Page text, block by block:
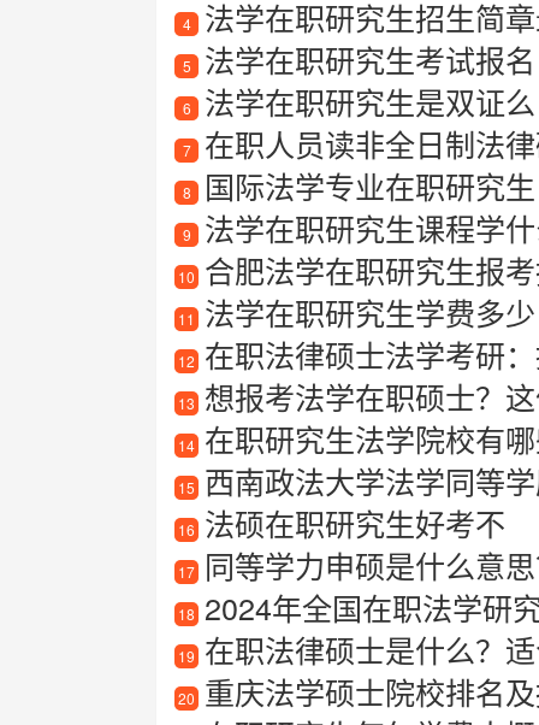
4 法学在职研究生招生简章最
5 法学在职研究生考试报名
6 法学在职研究生是双证么
7 在职人员读非全日制法律
8 国际法学专业在职研究生
9 法学在职研究生课程学
10 合肥法学在职研究生报
11 法学在职研究生学费多少
12 在职法律硕士法学考研
13 想报考法学在职硕士？
14 在职研究生法学院校有
15 西南政法大学法学同等
16 法硕在职研究生好考不
17 同等学力申硕是什么意
18 2024年全国在职法学研究生
19 在职法律硕士是什么？
20 重庆法学硕士院校排名